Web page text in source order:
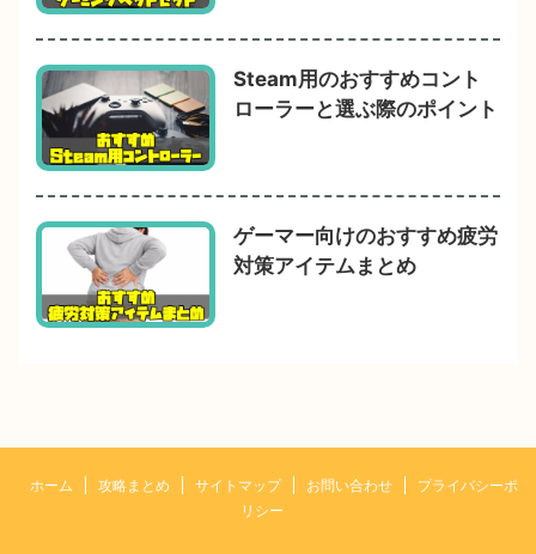
Steam用のおすすめコント
ローラーと選ぶ際のポイント
ゲーマー向けのおすすめ疲労
対策アイテムまとめ
ホーム 攻略まとめ サイトマップ お問い合わせ
プライバシーポ
リシー